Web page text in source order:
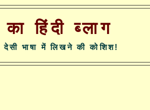
हिंदी ब्लाग
देसी भाषा में लिखने की कोशिश!